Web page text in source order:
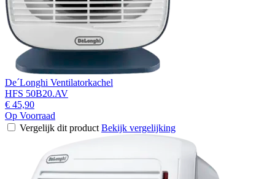
De´Longhi Ventilatorkachel
HFS 50B20.AV
€ 45,90
Op Voorraad
Vergelijk dit product Bekijk vergelijking